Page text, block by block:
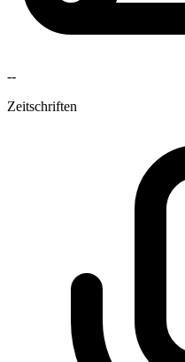
--
Zeitschriften